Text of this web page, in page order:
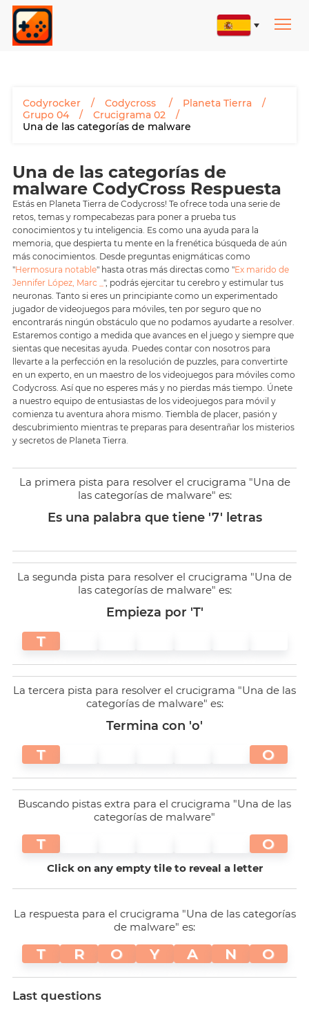
Codyrocker Codycross
Planeta Tierra
Grupo 04
Crucigrama 02
Una de las categorías de malware
Una de las categorías de
malware CodyCross Respuesta
Estás en Planeta Tierra de Codycross! Te ofrece toda una serie de
retos, temas y rompecabezas para poner a prueba tus
conocimientos y tu inteligencia. Es como una ayuda para la
memoria, que despierta tu mente en la frenética búsqueda de aún
más conocimientos. Desde preguntas enigmáticas como
"Hermosura notable" hasta otras más directas como "Ex marido de
Jennifer López, Marc _ ", podrás ejercitar tu cerebro y estimular tus
neuronas. Tanto si eres un principiante como un experimentado
jugador de videojuegos para móviles, ten por seguro que no
encontrarás ningún obstáculo que no podamos ayudarte a resolver.
Estaremos contigo a medida que avances en el juego y siempre que
sientas que necesitas ayuda. Puedes contar con nosotros para
llevarte a la perfección en la resolución de puzzles, para convertirte
en un experto, en un maestro de los videojuegos para móviles como
Codycross. Así que no esperes más y no pierdas más tiempo. Únete
a nuestro equipo de entusiastas de los videojuegos para móvil y
comienza tu aventura ahora mismo. Tiembla de placer, pasión y
descubrimiento mientras te preparas para desentrañar los misterios
y secretos de Planeta Tierra.
La primera pista para resolver el crucigrama "Una de
las categorías de malware" es:
Es una palabra que tiene '7' letras
La segunda pista para resolver el crucigrama "Una de
las categorías de malware" es:
Empieza por 'T'
T
La tercera pista para resolver el crucigrama "Una de las
categorías de malware" es:
Termina con 'o'
T O
Buscando pistas extra para el crucigrama "Una de las
categorías de malware"
T O
Click on any empty tile to reveal a letter
La respuesta para el crucigrama "Una de las categorías
de malware" es:
T R O Y A N O
Last questions